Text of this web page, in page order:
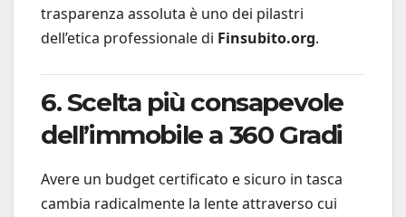
trasparenza assoluta è uno dei pilastri
dell’etica professionale di Finsubito.org.
6. Scelta più consapevole
dell’immobile a 360 Gradi
Avere un budget certificato e sicuro in tasca
cambia radicalmente la lente attraverso cui